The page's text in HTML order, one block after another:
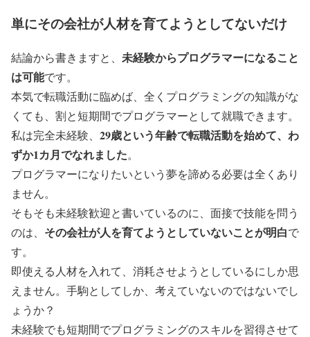
単にその会社が人材を育てようとしてないだけ
結論から書きますと、 未経験からプログラマーになること
は可能です。
本気で転職活動に臨めば、全くプログラミングの知識がな
くても、割と短期間でプログラマーとして就職できます。
私は完全未経験、 29歳という年齢で転職活動を始めて、わ
ずか1カ月でなれました。
プログラマーになりたいという夢を諦める必要は全くあり
ません。
そもそも未経験歓迎と書いているのに、面接で技能を問う
のは、 その会社が人を育てようとしていないことが明白で
す。
即使える人材を入れて、消耗させようとしているにしか思
えません。手駒としてしか、考えていないのではないでし
ょうか？
未経験でも短期間でプログラミングのスキルを習得させて